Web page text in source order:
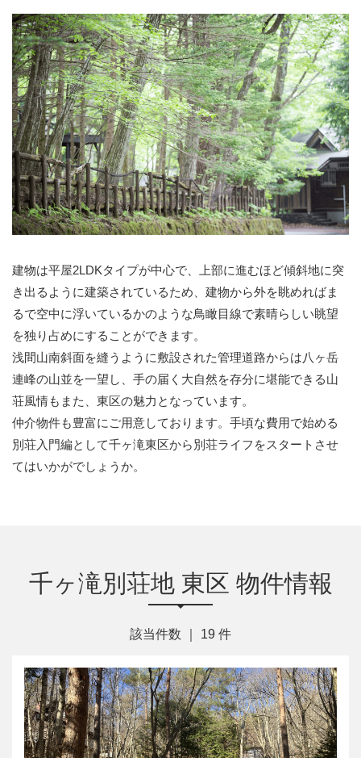
建物は平屋2LDKタイプが中心で、上部に進むほど傾斜地に突
き出るように建築されているため、建物から外を眺めればま
るで空中に浮いているかのような鳥瞰目線で素晴らしい眺望
を独り占めにすることができます。
浅間山南斜面を縫うように敷設された管理道路からは八ヶ岳
連峰の山並を一望し、手の届く大自然を存分に堪能できる山
荘風情もまた、東区の魅力となっています。
仲介物件も豊富にご用意しております。手頃な費用で始める
別荘入門編として千ヶ滝東区から別荘ライフをスタートさせ
てはいかがでしょうか。
千ヶ滝別荘地 東区 物件情報
該当件数 ｜ 19 件